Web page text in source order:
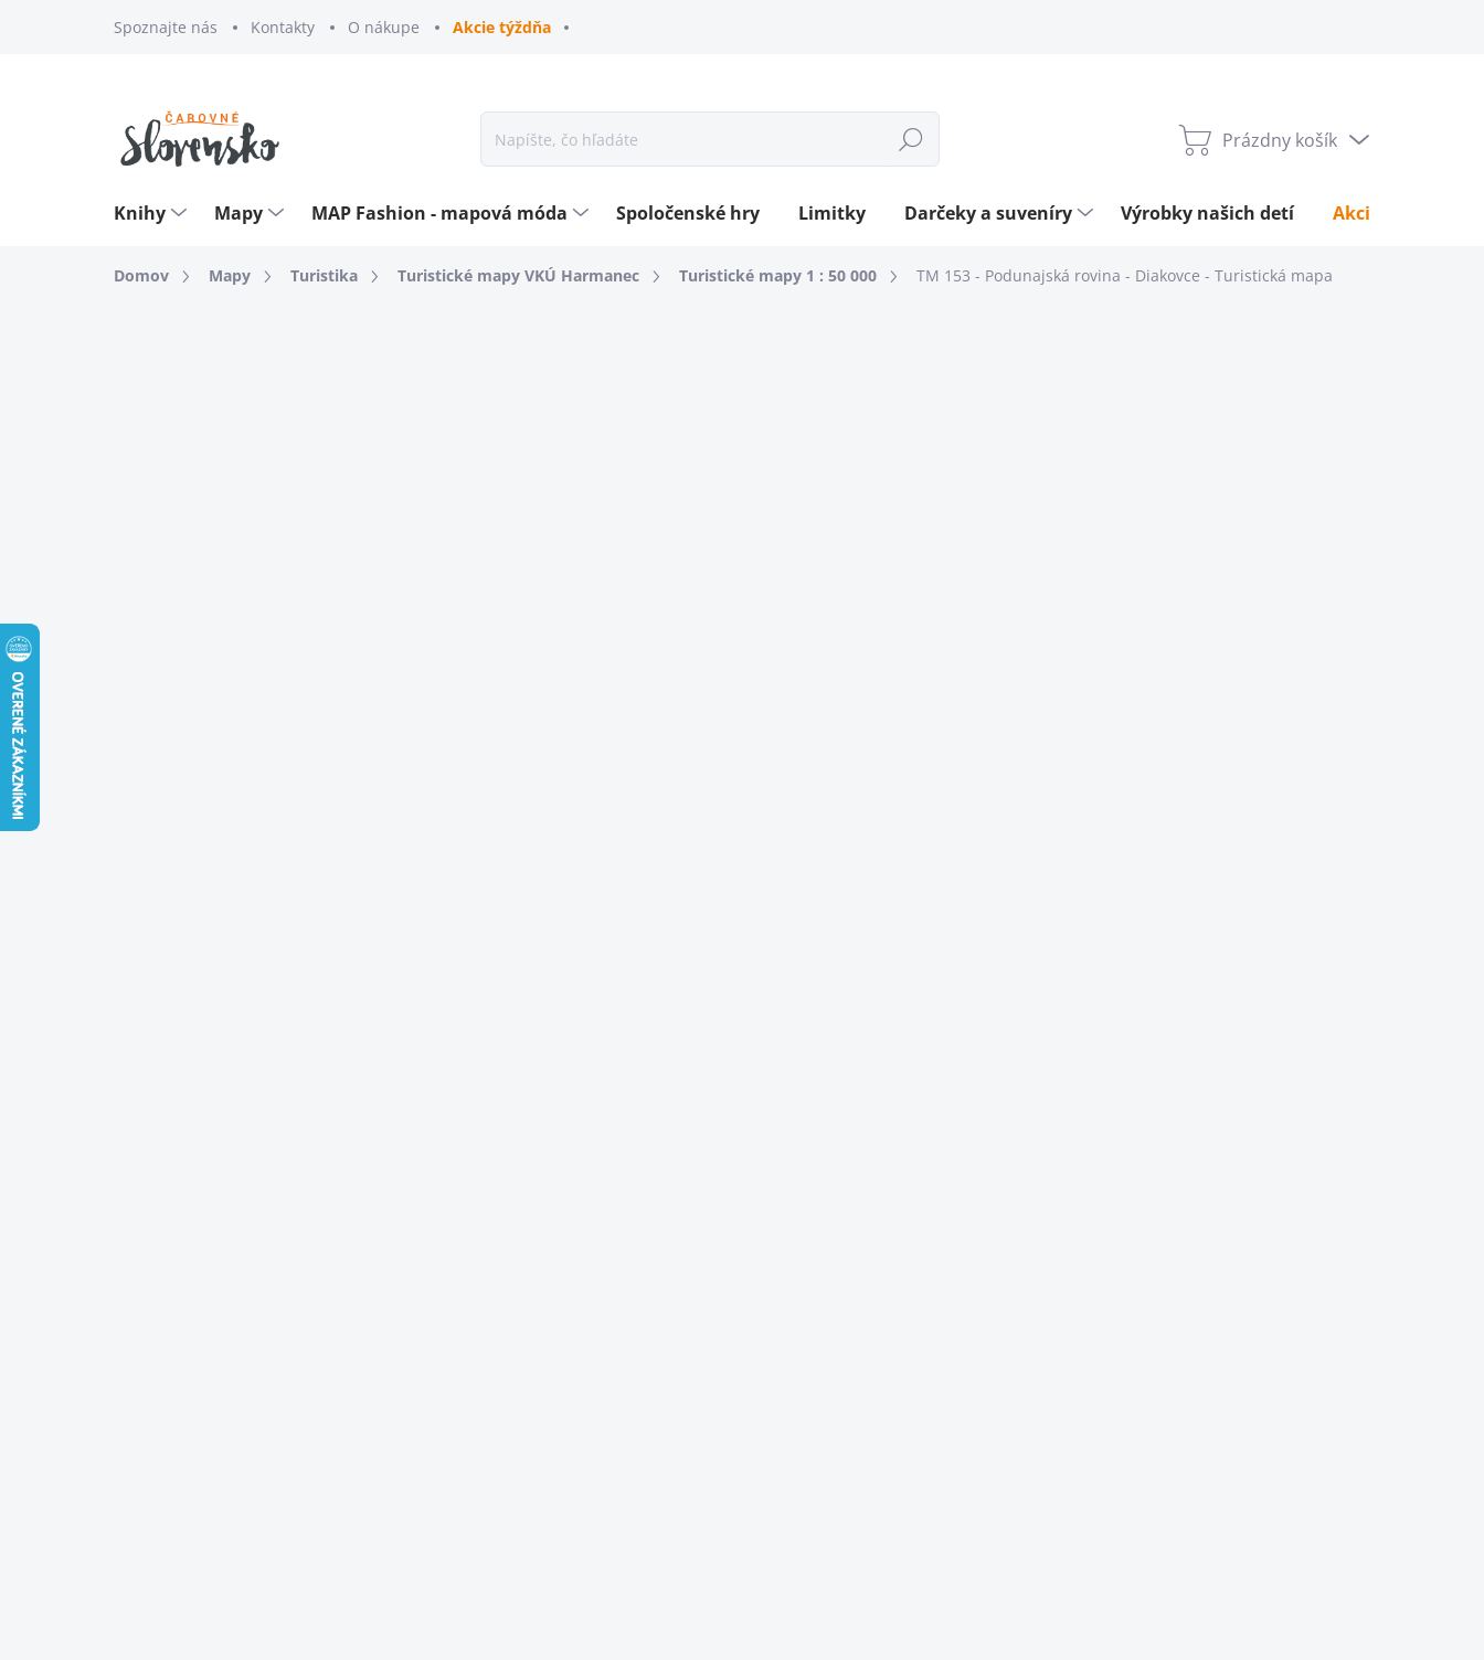
Spoznajte nás Kontakty O nákupe Akcie týždňa
Hľadať Nákupný
Prázdny košík
Knihy Mapy MAP Fashion - mapová móda Spoločenské hry Limitky Darčeky a suveníry Výrobky našich detí Akcie týždňa
Domov Mapy Turistika Turistické mapy VKÚ Harmanec Turistické mapy 1 : 50 000 TM 153 - Podunajská rovina - Diakovce - Turistická mapa